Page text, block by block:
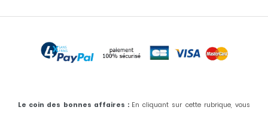
Le coin des bonnes affaires : En cliquant sur cette rubrique, vous